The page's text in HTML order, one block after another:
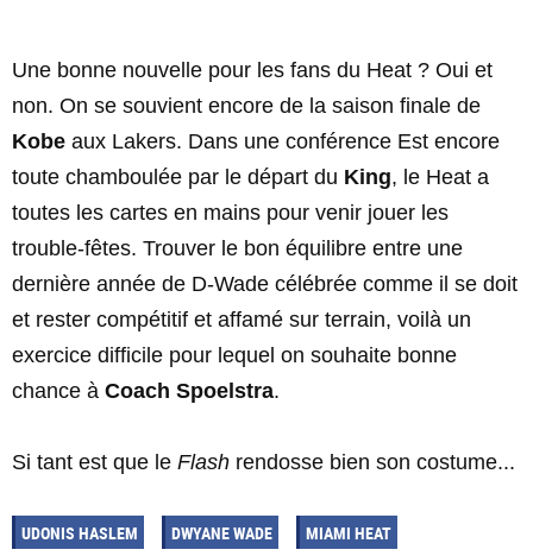
Une bonne nouvelle pour les fans du Heat ? Oui et
non. On se souvient encore de la saison finale de
Kobe aux Lakers. Dans une conférence Est encore
toute chamboulée par le départ du King, le Heat a
toutes les cartes en mains pour venir jouer les
trouble-fêtes. Trouver le bon équilibre entre une
dernière année de D-Wade célébrée comme il se doit
et rester compétitif et affamé sur terrain, voilà un
exercice difficile pour lequel on souhaite bonne
chance à Coach Spoelstra.
Si tant est que le Flash rendosse bien son costume...
UDONIS HASLEM DWYANE WADE MIAMI HEAT